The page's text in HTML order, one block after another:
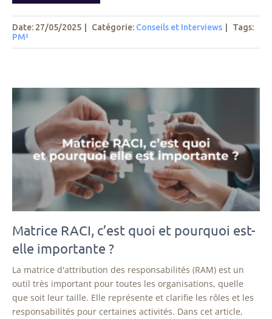
Date: 27/05/2025 Catégorie: Conseils et Interviews Tags:
PM²
Matrice RACI, c’est quoi et pourquoi est-
elle importante ?
La matrice d'attribution des responsabilités (RAM) est un
outil très important pour toutes les organisations, quelle
que soit leur taille. Elle représente et clarifie les rôles et les
responsabilités pour certaines activités. Dans cet article,